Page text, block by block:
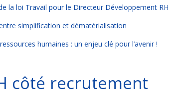
la loi Travail pour le Directeur Développement RH
simplification et dématérialisation
humaines : un enjeu clé pour l’avenir !
côté recrutement